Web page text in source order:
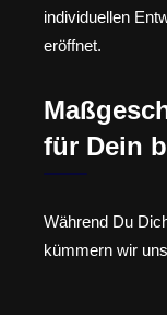
individuellen
eröffnet.
für Dein
Während Du
kümmern wir